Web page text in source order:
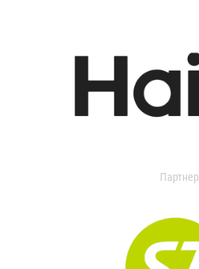
Партнер